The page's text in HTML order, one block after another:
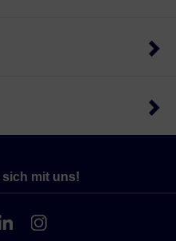
sich mit uns!